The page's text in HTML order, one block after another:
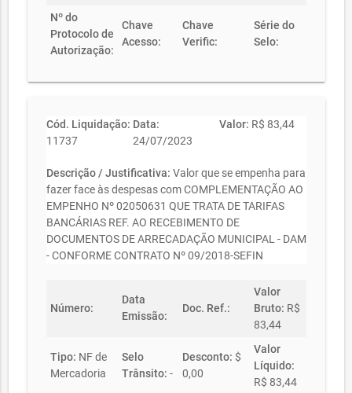
Nº do
Protocolo de
Autorização:
Chave
Acesso:
Chave
Verific:
Série do
Selo:
Cód. Liquidação:
11737
Data:
24/07/2023
Valor: R$ 83,44
Descrição / Justificativa: Valor que se empenha para
fazer face às despesas com COMPLEMENTAÇÃO AO
EMPENHO Nº 02050631 QUE TRATA DE TARIFAS
BANCÁRIAS REF. AO RECEBIMENTO DE
DOCUMENTOS DE ARRECADAÇÃO MUNICIPAL - DAM
- CONFORME CONTRATO Nº 09/2018-SEFIN
Número:
Data
Emissão:
Doc. Ref.:
Valor
Bruto: R$
83,44
Tipo: NF de
Mercadoria
Selo
Trânsito: -
Desconto: $
0,00
Valor
Líquido:
R$ 83,44